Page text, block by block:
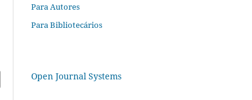
Para Autores
Para Bibliotecários
Open Journal Systems